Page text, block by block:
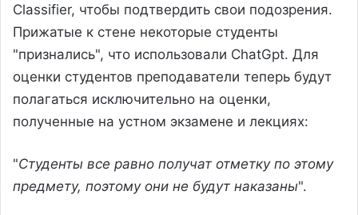
Classifier, чтобы подтвердить свои подозрения.
Прижатые к стене некоторые студенты
"признались", что использовали ChatGpt. Для
оценки студентов преподаватели теперь будут
полагаться исключительно на оценки,
полученные на устном экзамене и лекциях:
"Студенты все равно получат отметку по этому
предмету, поэтому они не будут наказаны".